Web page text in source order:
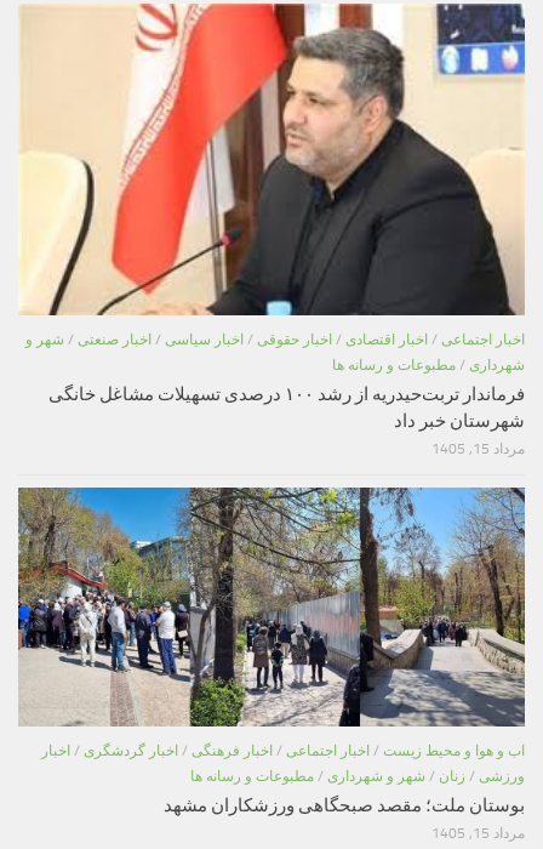
اخبار اجتماعی / اخبار اقتصادی / اخبار حقوقی / اخبار سیاسی / اخبار صنعتی / شهر و
شهرداری / مطبوعات و رسانه ها
فرماندار تربت‌حیدریه از رشد ۱۰۰ درصدی تسهیلات مشاغل خانگی
شهرستان خبر داد
مرداد 15, 1405
اب و هوا و محیط زیست / اخبار اجتماعی / اخبار فرهنگی / اخبار گردشگری / اخبار
ورزشی / زنان / شهر و شهرداری / مطبوعات و رسانه ها
بوستان ملت؛ مقصد صبحگاهی ورزشکاران مشهد
مرداد 15, 1405